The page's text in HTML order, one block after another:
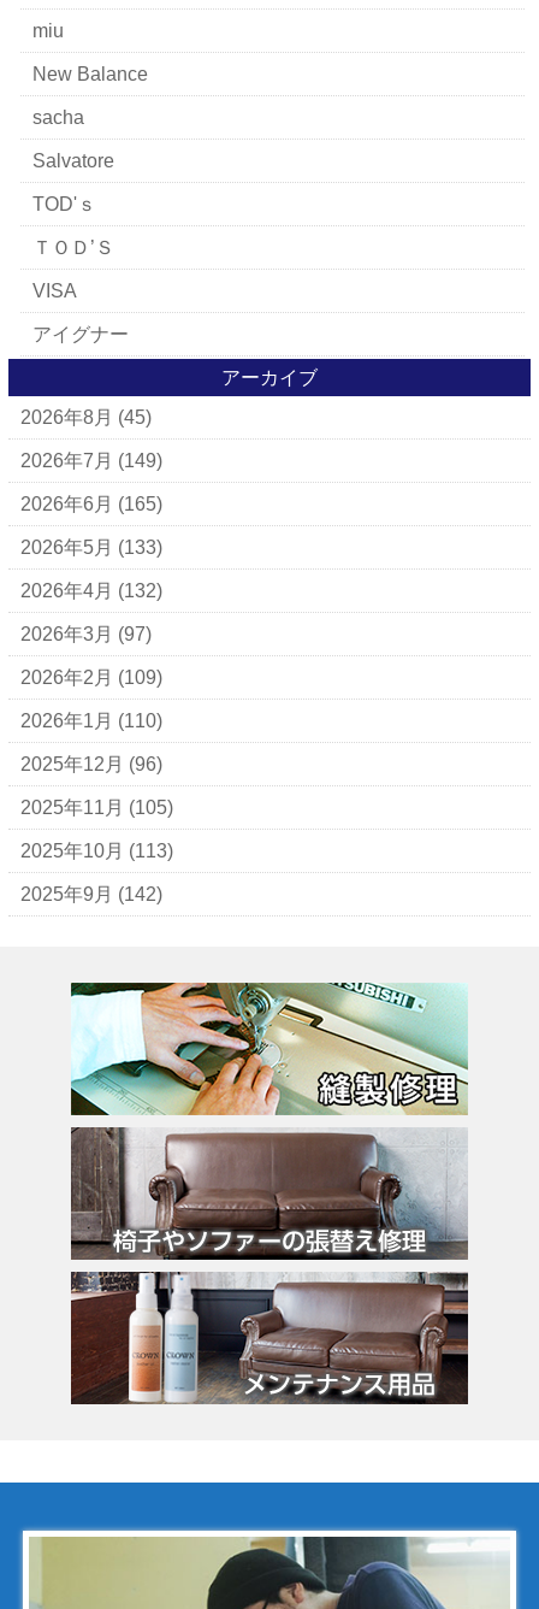
miu
New Balance
sacha
Salvatore
TOD'ｓ
ＴＯＤ’Ｓ
VISA
アイグナー
アパレルブランド
BALLY
ＵＧＧ
アナスイ
アニエスベー
アルマーニ
アレン・エドモンズ
アンナ モリナーリ
イブ・サンローラン
ヴェロ・キーオ
ウンガロ
エヴー
カルティエ
カンペール
ギ・ラロッシュ
グッチ
クロエ
クロコラックス
クロムハーツ
コーチ
コールハーン
ゴヤール
アーカイブ
2026年8月 (45)
2026年7月 (149)
2026年6月 (165)
2026年5月 (133)
2026年4月 (132)
2026年3月 (97)
2026年2月 (109)
2026年1月 (110)
2025年12月 (96)
2025年11月 (105)
2025年10月 (113)
2025年9月 (142)